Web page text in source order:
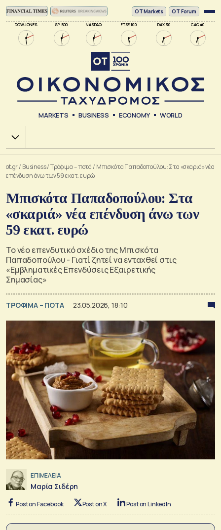
DOW JONES SP 500 NASDAQ FTSE 100 DAX 30 CAC 40
ΟΤ Markets OT Forum
MARKETS BUSINESS ECONOMY WORLD
Χ.Α.
ot.gr/ Business/Τρόφιμα – ποτά / Μπισκότα Παπαδοπούλου: Στα «σκαριά» νέα
επένδυση άνω των 59 εκατ. ευρώ
Μπισκότα Παπαδοπούλου: Στα
«σκαριά» νέα επένδυση άνω των
59 εκατ. ευρώ
Το νέο επενδυτικό σχέδιο της Μπισκότα
Παπαδοπούλου - Γιατί ζητεί να ενταχθεί στις
«Εμβληματικές Επενδύσεις Εξαιρετικής
Σημασίας»
ΤΡΟΦΙΜΑ – ΠΟΤΑ 23.05.2026, 18:10
ΕΠΙΜΕΛΕΙΑ
Μαρία Σιδέρη
Post on Facebook Post on X Post on LinkedIn